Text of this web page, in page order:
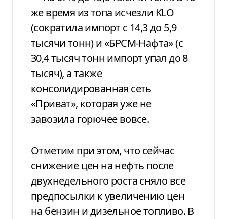
же время из топа исчезли KLO
(сократила импорт с 14,3 до 5,9
тысячи тонн) и «БРСМ-Нафта» (с
30,4 тысяч тонн импорт упал до 8
тысяч), а также
консолидированная сеть
«Приват», которая уже не
завозила горючее вовсе.
Отметим при этом, что сейчас
снижение цен на нефть после
двухнедельного роста сняло все
предпосылки к увеличению цен
на бензин и дизельное топливо. В